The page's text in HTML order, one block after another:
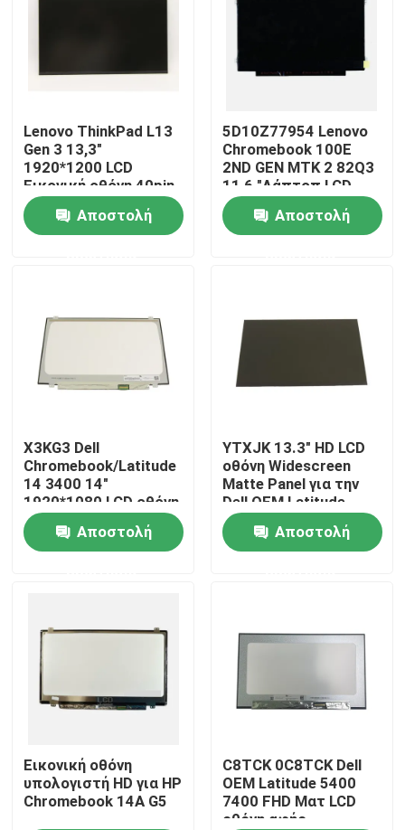
Σχετικά με εμάς
Προϊόντα
Βίντεο
Αντικατάσταση οθόνης της Dell LCD
Αντικατάσταση οθόνης HP LCD
Αντικατάσταση οθόνης Acer LCD
Αντικατάσταση οθόνης Macbook LCD
Lenovo ThinkPad L13
Gen 3 13,3"
1920*1200 LCD
Εικονική οθόνη 40pin
Στενό R133NW4K R0
Αποστολή
5D10Z77954 Lenovo
Chromebook 100E
2ND GEN MTK 2 82Q3
11,6 "Λάπτοπ LCD
LED οθόνη
Αποστολή
X3KG3 Dell
Chromebook/Latitude
14 3400 14"
1920*1080 LCD οθόνη
Ματ Πίνακα
Αποστολή
YTXJK 13.3" HD LCD
οθόνη Widescreen
Matte Panel για την
Dell OEM Latitude
5300/7300
NT133WHM-N61
Αποστολή
Εικονική οθόνη
υπολογιστή HD για HP
Chromebook 14A G5
C8TCK 0C8TCK Dell
OEM Latitude 5400
7400 FHD Ματ LCD
οθόνη αφής